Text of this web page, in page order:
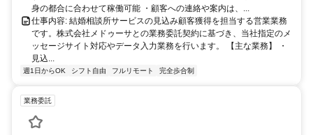
身の都合に合わせて稼働可能 ・顧客への連絡や案内は、...
仕事内容: 結婚相談所サービスの見込み顧客獲得を担当する営業業務
です。株式会社メドゥーサとの業務委託契約に基づき、当社指定のメ
ッセージサイト対応やデータ入力業務を行います。 【主な業務】 ・
見込...
週1日からOK シフト自由 フルリモート 完全歩合制
業務委託